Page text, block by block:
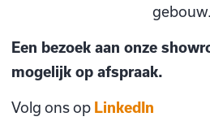
gebouw.
Een bezoek aan onze
mogelijk op afspraak.
Volg ons op LinkedIn